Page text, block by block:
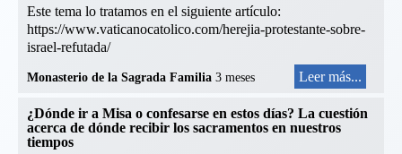
Este tema lo tratamos en el siguiente artículo:
https://www.vaticanocatolico.com/herejia-protestante-sobre-
israel-refutada/
Monasterio de la Sagrada Familia 3 meses Leer más...
¿Dónde ir a Misa o confesarse en estos días? La cuestión
acerca de dónde recibir los sacramentos en nuestros
tiempos